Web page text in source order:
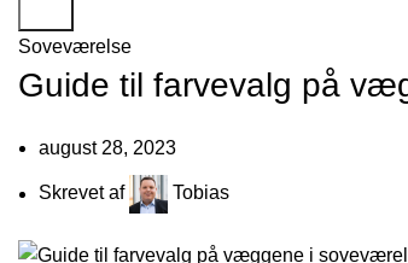
Soveværelse
Guide til farvevalg på
august 28, 2023
Skrevet af Tobias